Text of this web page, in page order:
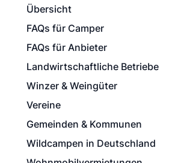
Übersicht
FAQs für Camper
FAQs für Anbieter
Landwirtschaftliche Betriebe
Winzer & Weingüter
Vereine
Gemeinden & Kommunen
Wildcampen in Deutschland